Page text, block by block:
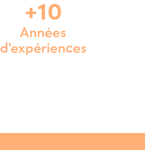
+10
Années
d’expériences